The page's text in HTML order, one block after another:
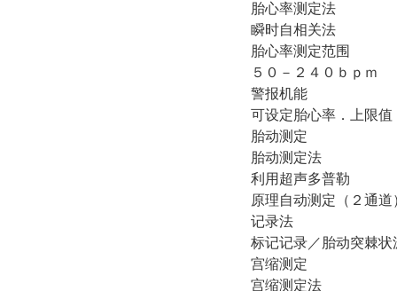
胎心率测定法
瞬时自相关法
胎心率测定范围
５０－２４０ｂｐｍ
警报机能
可设定胎心率．上限
胎动测定
胎动测定法
利用超声多普勒
原理自动测定（２通道
记录法
标记记录／胎动突棘状
宫缩测定
宫缩测定法